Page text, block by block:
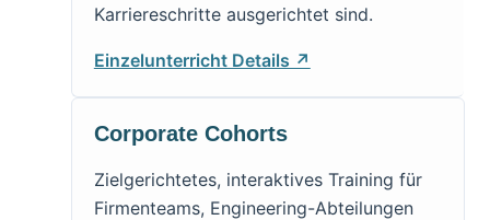
Karriereschritte ausgerichtet sind.
Einzelunterricht Details ↗
Corporate Cohorts
Zielgerichtetes, interaktives Training für
Firmenteams, Engineering-Abteilungen